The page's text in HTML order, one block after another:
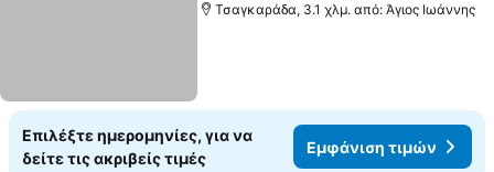
Τσαγκαράδα, 3.1 χλμ. από: Άγιος Ιωάννης
Επιλέξτε ημερομηνίες, για να
δείτε τις ακριβείς τιμές
Εμφάνιση τιμών